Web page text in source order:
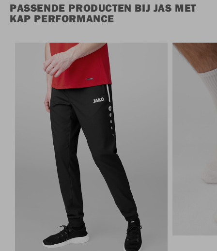
PASSENDE PRODUCTEN BIJ JAS MET
KAP PERFORMANCE